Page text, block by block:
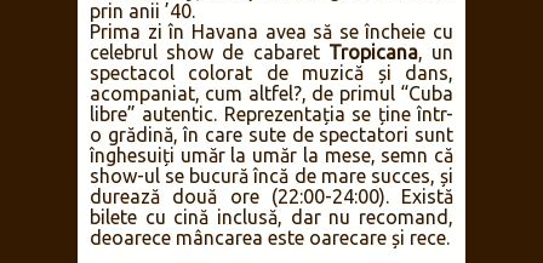
prin anii ’40.
Prima zi în Havana avea să se încheie cu
celebrul show de cabaret Tropicana, un
spectacol colorat de muzică și dans,
acompaniat, cum altfel?, de primul “Cuba
libre” autentic. Reprezentația se ține într-
o grădină, în care sute de spectatori sunt
înghesuiți umăr la umăr la mese, semn că
show-ul se bucură încă de mare succes, și
durează două ore (22:00-24:00). Există
bilete cu cină inclusă, dar nu recomand,
deoarece mâncarea este oarecare și rece.